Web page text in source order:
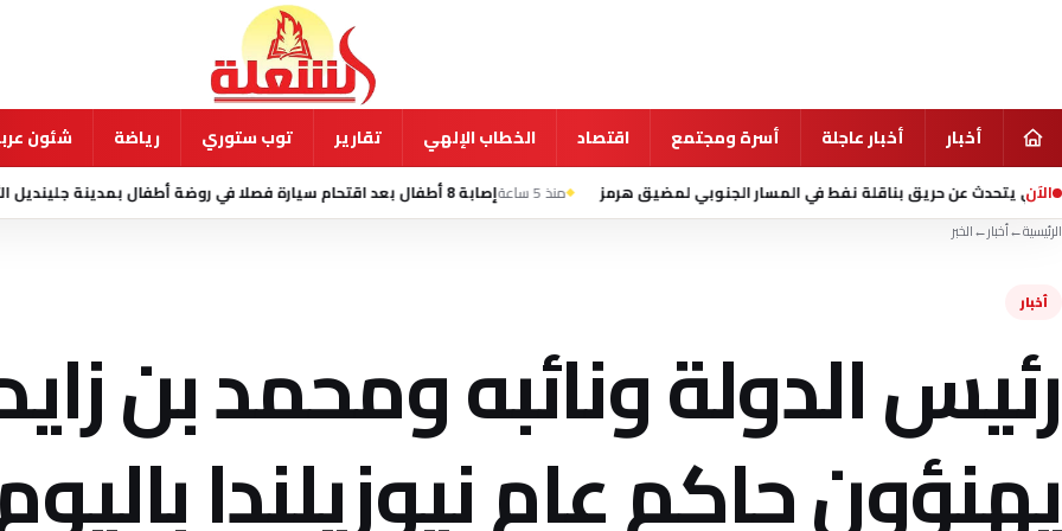
أخبار أخبار عاجلة أسرة ومجتمع اقتصاد الخطاب الإلهي تقارير توب ستوري رياضة شئون
الآن
حريق بناقلة نفط في المسار الجنوبي لمضيق هرمز منذ 5 ساعة إصابة 8 أطفال بعد اقتحام سيارة فصلا في روضة أطفال بمدينة جلينديل الأمريكية منذ 7
الرئيسية←أخبار←الخبر
أخبار
رئيس الدولة ونائبه ومحمد بن
يهنؤون حاكم عام نيوزيلندا